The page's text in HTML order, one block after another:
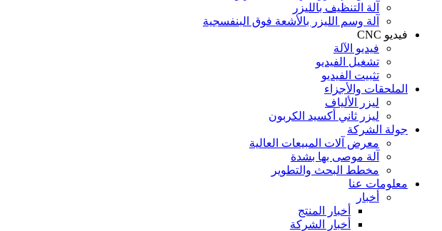
آلة التنظيف بالليزر
آلة وسم الليزر بالأشعة فوق البنفسجية
فيديو CNC
فيديو الآلة
تشغيل الفيديو
تثبيت الفيديو
الملحقات والأجزاء
ليزر الألياف
ليزر ثاني أكسيد الكربون
جولة الشركة
معرض آلات المبيعات العالية
آلة موصى بها بشدة
مخطط البحث والتطوير
معلومات عنا
أخبار
أخبار المنتج
أخبار الشركة